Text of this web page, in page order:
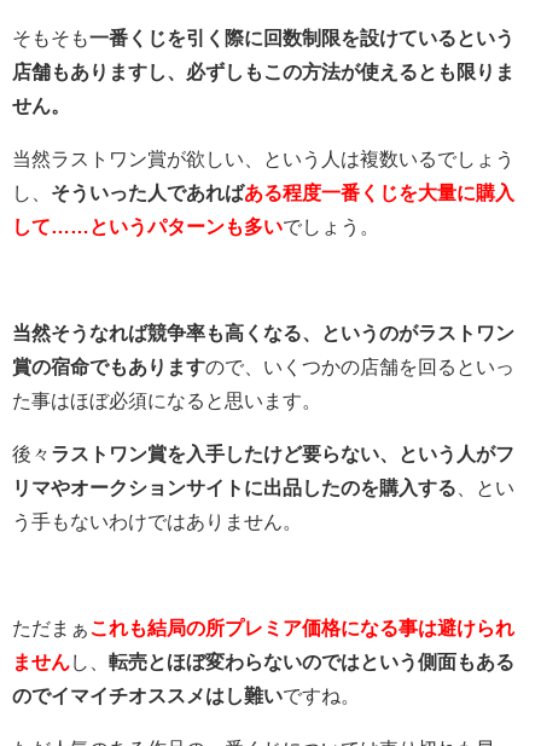
そもそも一番くじを引く際に回数制限を設けているという
店舗もありますし、必ずしもこの方法が使えるとも限りま
せん。
当然ラストワン賞が欲しい、という人は複数いるでしょう
し、 そういった人であればある程度一番くじを大量に購入
して……というパターンも多いでしょう。
当然そうなれば競争率も高くなる、というのがラストワン
賞の宿命でもありますので、いくつかの店舗を回るといっ
た事はほぼ必須になると思います。
後々 ラストワン賞を入手したけど要らない、という人がフ
リマやオークションサイトに出品したのを購入する 、とい
う手もないわけではありません。
ただまぁ これも結局の所プレミア価格になる事は避けられ
ません し、 転売とほぼ変わらないのではという側面もある
のでイマイチオススメはし難いですね。